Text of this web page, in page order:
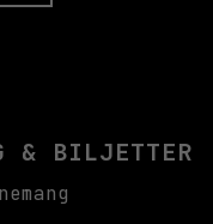
& BILJETTER